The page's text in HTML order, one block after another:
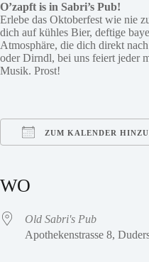
O’zapft is in Sabri’s Pub!
Erlebe das Oktoberfest wie nie
dich auf kühles Bier, deftige
Atmosphäre, die dich direkt
oder Dirndl, bei uns feiert jeder
Musik. Prost!
ZUM KALENDER
WO
Old Sabri's Pub
Apothekenstrasse 8,